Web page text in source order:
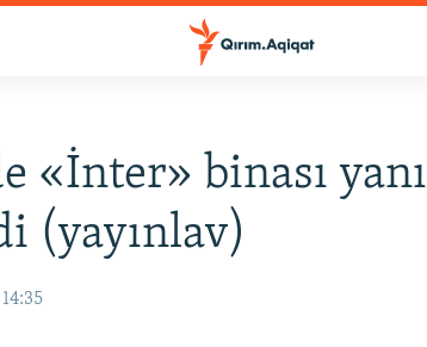
«İnter» binası
(yayınlav)